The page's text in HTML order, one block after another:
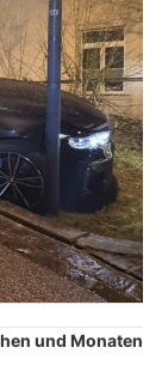
und Monaten